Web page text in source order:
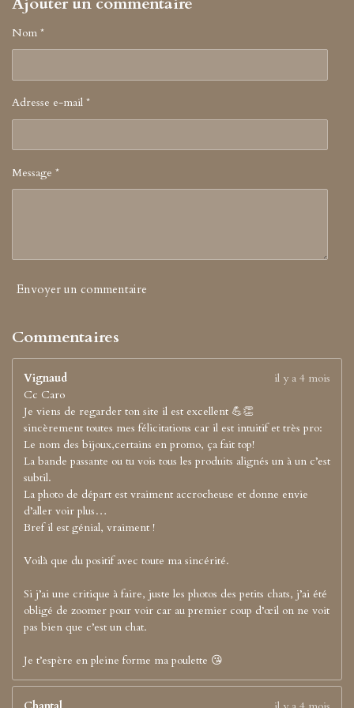
a
Nom *
Adresse e-mail *
Message *
Envoyer un commentaire
Commentaires
Vignaud
il y a 4 mois
Cc Caro
Je viens de regarder ton site il est excellent 💪👏
sincèrement toutes mes félicitations car il est intuitif et très pro:
Le nom des bijoux,certains en promo, ça fait top!
La bande passante ou tu vois tous les produits alignés un à un c’est
subtil.
La photo de départ est vraiment accrocheuse et donne envie
d’aller voir plus…
Bref il est génial, vraiment !
Voilà que du positif avec toute ma sincérité.
Si j’ai une critique à faire, juste les photos des petits chats, j’ai été
obligé de zoomer pour voir car au premier coup d’œil on ne voit
pas bien que c’est un chat.
Je t’espère en pleine forme ma poulette 😘